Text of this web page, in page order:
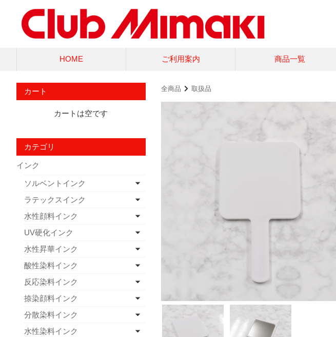
HOME ご利用案内 商品一覧
全商品 取扱品
カート
カートは空です
カテゴリ
インク
ソルベントインク
ラテックスインク
水性顔料インク
UV硬化インク
水性昇華インク
酸性染料インク
反応染料インク
捺染顔料インク
分散染料インク
水性染料インク